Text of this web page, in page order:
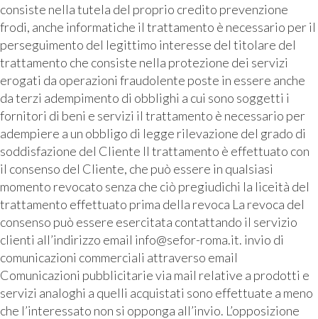
consiste nella tutela del proprio credito prevenzione
frodi, anche informatiche il trattamento è necessario per il
perseguimento del legittimo interesse del titolare del
trattamento che consiste nella protezione dei servizi
erogati da operazioni fraudolente poste in essere anche
da terzi adempimento di obblighi a cui sono soggetti i
fornitori di beni e servizi il trattamento è necessario per
adempiere a un obbligo di legge rilevazione del grado di
soddisfazione del Cliente Il trattamento è effettuato con
il consenso del Cliente, che può essere in qualsiasi
momento revocato senza che ciò pregiudichi la liceità del
trattamento effettuato prima della revoca La revoca del
consenso può essere esercitata contattando il servizio
clienti all’indirizzo email info@sefor-roma.it. invio di
comunicazioni commerciali attraverso email
Comunicazioni pubblicitarie via mail relative a prodotti e
servizi analoghi a quelli acquistati sono effettuate a meno
che l’interessato non si opponga all’invio. L’opposizione